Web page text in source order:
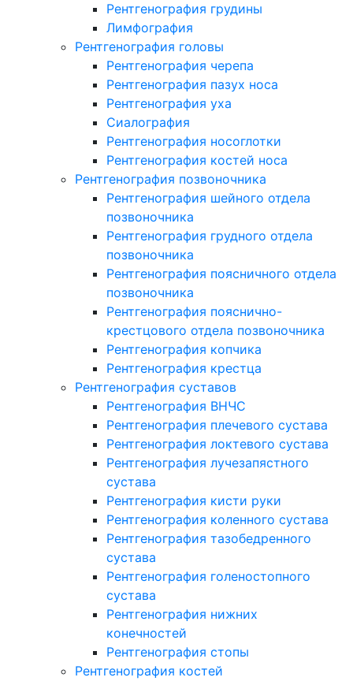
Рентгенография грудины
Лимфография
Рентгенография головы
Рентгенография черепа
Рентгенография пазух носа
Рентгенография уха
Сиалография
Рентгенография носоглотки
Рентгенография костей носа
Рентгенография позвоночника
Рентгенография шейного отдела
позвоночника
Рентгенография грудного отдела
позвоночника
Рентгенография поясничного отдела
позвоночника
Рентгенография пояснично-
крестцового отдела позвоночника
Рентгенография копчика
Рентгенография крестца
Рентгенография суставов
Рентгенография ВНЧС
Рентгенография плечевого сустава
Рентгенография локтевого сустава
Рентгенография лучезапястного
сустава
Рентгенография кисти руки
Рентгенография коленного сустава
Рентгенография тазобедренного
сустава
Рентгенография голеностопного
сустава
Рентгенография нижних
конечностей
Рентгенография стопы
Рентгенография костей